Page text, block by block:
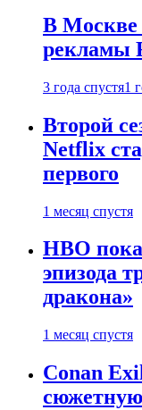
В Москве
рекламы
3 года спустя1
Второй
Netflix
первого
1 месяц спустя
HBO
эпизода
дракона»
1 месяц спустя
Conan